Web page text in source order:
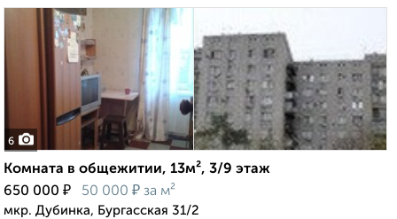
6
Комната в общежитии, 13м², 3/9 этаж
650 000 ₽ 50 000 ₽ за м²
мкр. Дубинка, Бургасская 31/2